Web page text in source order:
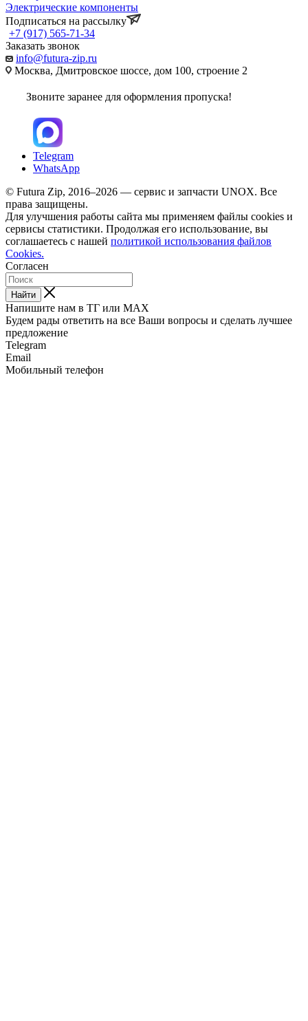
Электрические компоненты
Подписаться на рассылку
+7 (917) 565-71-34
Заказать звонок
info@futura-zip.ru
Москва, Дмитровское шоссе, дом 100, строение 2
Звоните заранее для оформления пропуска!
Telegram
WhatsApp
© Futura Zip, 2016–2026 — сервис и запчасти UNOX. Все
права защищены.
Для улучшения работы сайта мы применяем файлы cookies и
сервисы статистики. Продолжая его использование, вы
соглашаетесь с нашей политикой использования файлов
Cookies.
Согласен
Найти
Напишите нам в ТГ или MAX
Будем рады ответить на все Ваши вопросы и сделать лучшее
предложение
Telegram
Email
Мобильный телефон